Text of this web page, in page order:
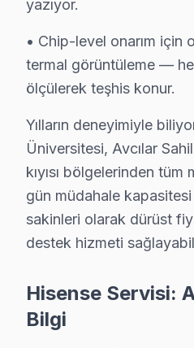
C: Avcılar'de U8K Mini
S: Avcılar'de Hisense
C: Avcılar servisimize
Avcılar sakinleri için
• Avcılar'de WhatsApp
• Avcılar genelinde aynı
• Avcılar'ye belirlenen
İstanbul Üniversitesi,
Akşama kadar çözüm için
yazıyor.
• Chip-level onarım için
termal görüntüleme —
ölçülerek teşhis konur.
Yılların deneyimiyle
Üniversitesi, Avcılar
kıyısı bölgelerinden tüm
gün müdahale
sakinleri olarak dürüst
destek hizmeti
Hisense Servisi:
Bilgi